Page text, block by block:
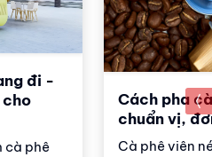
đi -
cho
cà phê
Cách pha
chuẩn vị,
Cà phê viên